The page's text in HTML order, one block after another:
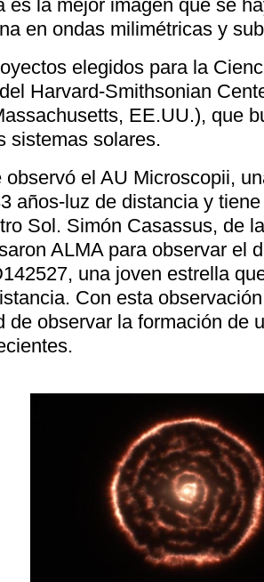
es la mejor imagen que se
en ondas milimétricas y
elegidos para la
Harvard-Smithsonian
EE.UU.), que
sistemas solares.
observó el AU Microscopii,
años-luz de distancia y
Sol. Simón Casassus, de
ALMA para observar el
una joven estrella
Con esta
de observar la formación de